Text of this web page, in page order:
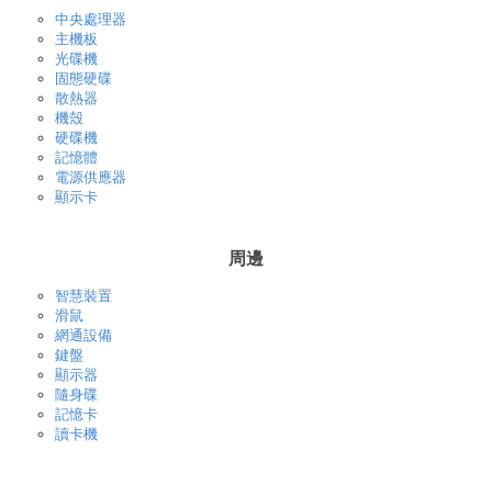
中央處理器
主機板
光碟機
固態硬碟
散熱器
機殼
硬碟機
記憶體
電源供應器
顯示卡
周邊
智慧裝置
滑鼠
網通設備
鍵盤
顯示器
隨身碟
記憶卡
讀卡機